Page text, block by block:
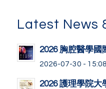
Latest News
2026 胸腔醫學國
2026-07-30 - 15:08
2026 護理學院大